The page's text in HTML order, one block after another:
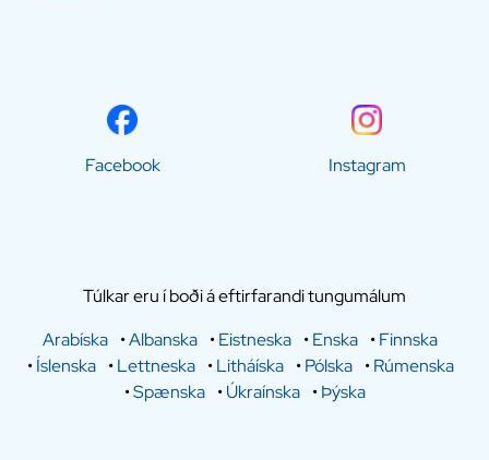
Facebook Instagram
Túlkar eru í boði á eftirfarandi tungumálum
Arabíska •Albanska •Eistneska •Enska •Finnska
•Íslenska •Lettneska •Litháíska •Pólska •Rúmenska
•Spænska •Úkraínska •Þýska